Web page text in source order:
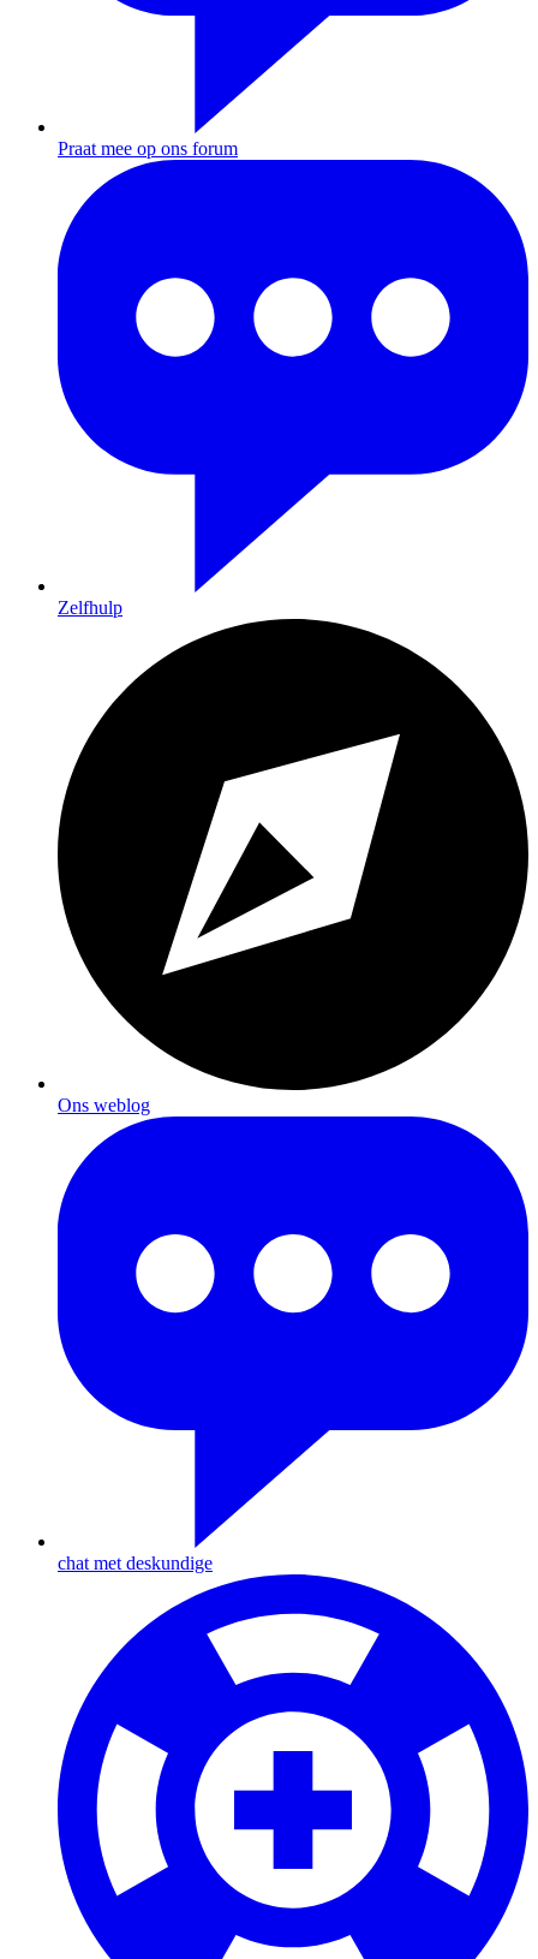
Praat mee op ons forum
Zelfhulp
Ons weblog
chat met deskundige